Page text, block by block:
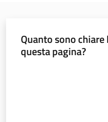
Quanto sono
questa pagina?